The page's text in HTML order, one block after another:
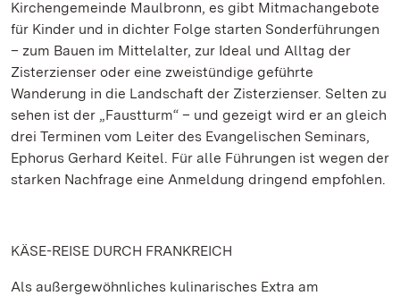
Kirchengemeinde Maulbronn, es gibt Mitmachangebote
für Kinder und in dichter Folge starten Sonderführungen
– zum Bauen im Mittelalter, zur Ideal und Alltag der
Zisterzienser oder eine zweistündige geführte
Wanderung in die Landschaft der Zisterzienser. Selten zu
sehen ist der „Faustturm“ – und gezeigt wird er an gleich
drei Terminen vom Leiter des Evangelischen Seminars,
Ephorus Gerhard Keitel. Für alle Führungen ist wegen der
starken Nachfrage eine Anmeldung dringend empfohlen.
KÄSE-REISE DURCH FRANKREICH
Als außergewöhnliches kulinarisches Extra am